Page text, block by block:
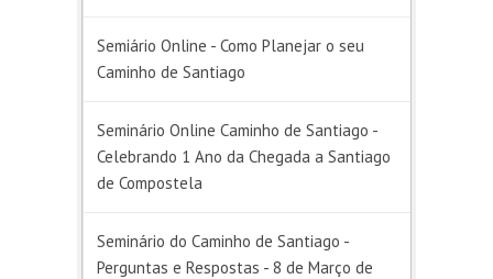
Semiário Online - Como Planejar o seu
Caminho de Santiago
Seminário Online Caminho de Santiago -
Celebrando 1 Ano da Chegada a Santiago
de Compostela
Seminário do Caminho de Santiago -
Perguntas e Respostas - 8 de Março de